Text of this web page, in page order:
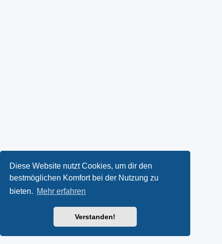
Diese Website nutzt Cookies, um dir den
bestmöglichen Komfort bei der Nutzung zu
bieten. Mehr erfahren
Verstanden!